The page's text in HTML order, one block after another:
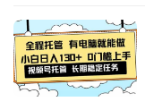
网
福